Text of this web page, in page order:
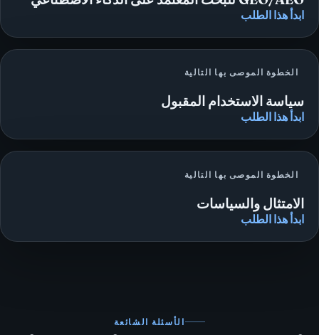
ابدأ هذا الطلب
الخطوة الموصى بها التالية
سياسة الاستخدام المقبول
ابدأ هذا الطلب
الخطوة الموصى بها التالية
الامتثال والسياسات
ابدأ هذا الطلب
الأسئلة الشائعة